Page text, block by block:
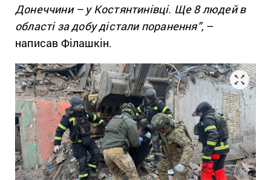
Донеччини – у Костянтинівці. Ще 8 людей в
області за добу дістали поранення”, –
написав Філашкін.